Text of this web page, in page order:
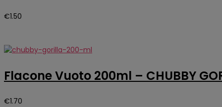
€1.50
Flacone Vuoto 200ml – CHUBBY
€1.70